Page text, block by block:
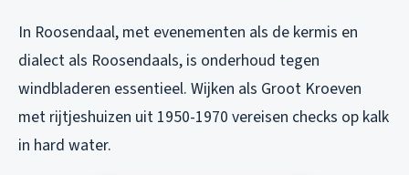
In Roosendaal, met evenementen als de kermis en
dialect als Roosendaals, is onderhoud tegen
windbladeren essentieel. Wijken als Groot Kroeven
met rijtjeshuizen uit 1950-1970 vereisen checks op kalk
in hard water.